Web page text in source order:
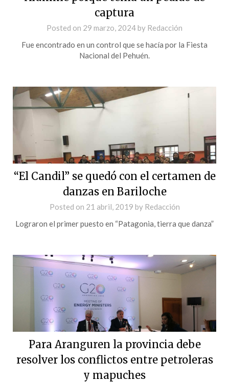
captura
Posted on 29 marzo, 2024by Redacción
Fue encontrado en un control que se hacía por la Fiesta
Nacional del Pehuén.
“El Candil” se quedó con el certamen de
danzas en Bariloche
Posted on 21 abril, 2019 by Redacción
Lograron el primer puesto en “Patagonia, tierra que danza”
Para Aranguren la provincia debe
resolver los conflictos entre petroleras
y mapuches